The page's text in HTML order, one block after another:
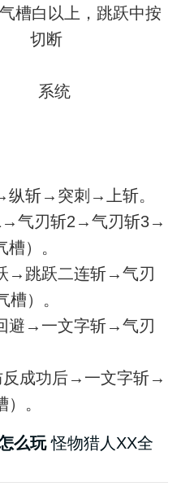
白以上，跳跃中按
切断
系统
斩→突刺→上斩。
气刃斩2→气刃斩3→
）。
跳跃二连斩→气刃
）。
→一文字斩→气刃
成功后→一文字斩→
。
么玩怪物猎人XX全